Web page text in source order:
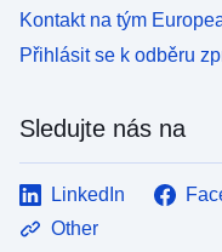
Kontakt na tým
Přihlásit se k odběru
Sledujte nás na
LinkedIn
Other